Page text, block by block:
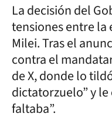
La decisión del
tensiones entre la
Milei. Tras el
contra el
de X, donde lo
dictatorzuelo” y
faltaba”.